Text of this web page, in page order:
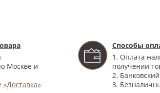
Москве и
«Доставка»
Способы
1. Оплата
получении
2.
3.